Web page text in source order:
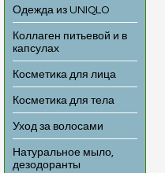
Одежда из UNIQLO
Коллаген питьевой и в
капсулах
Косметика для лица
Косметика для тела
Уход за волосами
Натуральное мыло,
дезодоранты